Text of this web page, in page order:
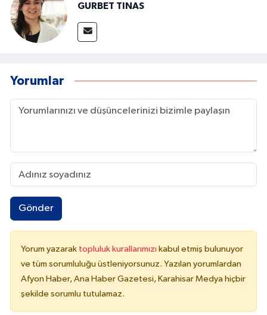
GURBET TINAS
Yorumlar
Gönder
Yorum yazarak topluluk kurallarımızı kabul etmiş bulunuyor
ve tüm sorumluluğu üstleniyorsunuz. Yazılan yorumlardan
Afyon Haber, Ana Haber Gazetesi, Karahisar Medya hiçbir
şekilde sorumlu tutulamaz.